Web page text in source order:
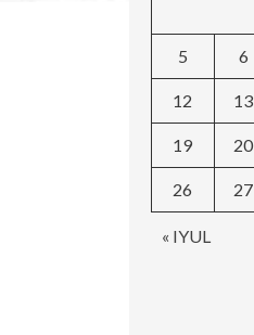
« IYUL
5 6
12 13
19 20
26 27